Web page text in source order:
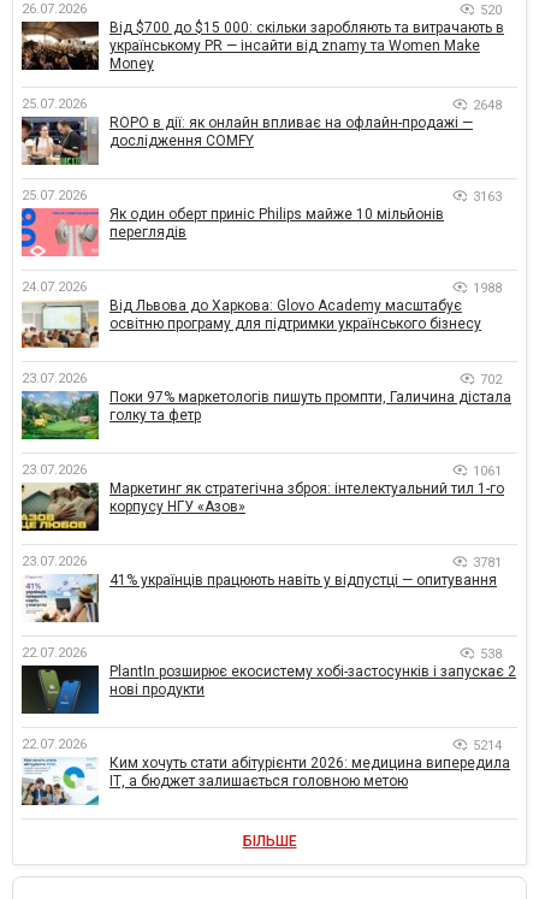
26.07.2026 520
Від $700 до $15 000: скільки заробляють та витрачають в
українському PR — інсайти від znamy та Women Make
Money
25.07.2026 2648
ROPO в дії: як онлайн впливає на офлайн-продажі —
дослідження COMFY
25.07.2026 3163
Як один оберт приніс Philips майже 10 мільйонів
переглядів
24.07.2026 1988
Від Львова до Харкова: Glovo Academy масштабує
освітню програму для підтримки українського бізнесу
23.07.2026 702
Поки 97% маркетологів пишуть промпти, Галичина дістала
голку та фетр
23.07.2026 1061
Маркетинг як стратегічна зброя: інтелектуальний тил 1-го
корпусу НГУ «Азов»
23.07.2026 3781
41% українців працюють навіть у відпустці — опитування
22.07.2026 538
PlantIn розширює екосистему хобі-застосунків і запускає 2
нові продукти
22.07.2026 5214
Ким хочуть стати абітурієнти 2026: медицина випередила
ІТ, а бюджет залишається головною метою
БІЛЬШЕ